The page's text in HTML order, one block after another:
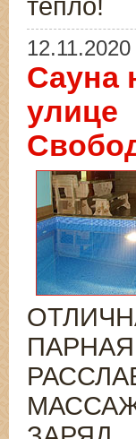
тепло!
12.11.2020
Сауна
улице